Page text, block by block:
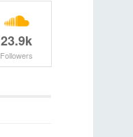
23.9k
Followers